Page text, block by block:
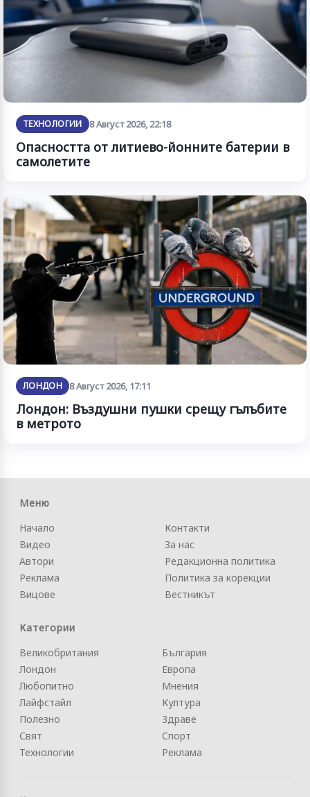
ТЕХНОЛОГИИ 8 Август 2026, 22:18
Опасността от литиево-йонните батерии в
самолетите
ЛОНДОН 8 Август 2026, 17:11
Лондон: Въздушни пушки срещу гълъбите
в метрото
Меню
Начало
Видео
Автори
Реклама
Вицове
Контакти
За нас
Редакционна политика
Политика за корекции
Вестникът
Категории
Великобритания
Лондон
Любопитно
Лайфстайл
Полезно
Свят
Технологии
България
Европа
Мнения
Култура
Здраве
Спорт
Реклама